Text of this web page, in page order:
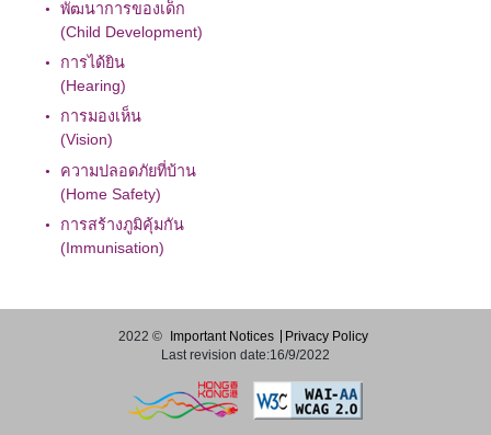
พัฒนาการของเด็ก
(Child Development)
การได้ยิน
(Hearing)
การมองเห็น
(Vision)
ความปลอดภัยที่บ้าน
(Home Safety)
การสร้างภูมิคุ้มกัน
(Immunisation)
2022 © Important Notices
Privacy Policy
Last revision date:16/9/2022